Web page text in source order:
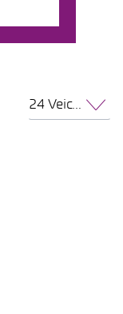
24 Veicoli per pagina